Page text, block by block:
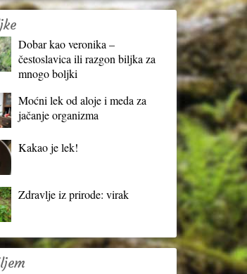
Dobar kao veronika –
čestoslavica ili razgon biljka za
mnogo boljki
Moćni lek od aloje i meda za
jačanje organizma
Kakao je lek!
Zdravlje iz prirode: virak